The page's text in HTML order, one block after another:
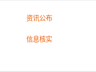
资讯公布
信息核实